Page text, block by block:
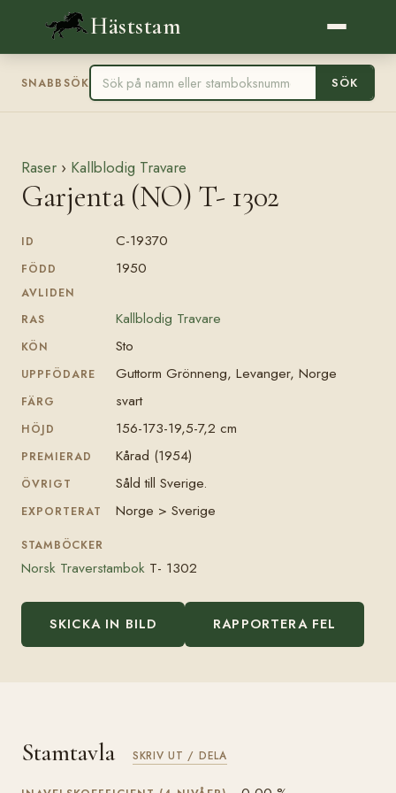
Häststam
SNABBSÖK SÖK
Raser › Kallblodig Travare
Garjenta (NO) T- 1302
ID C-19370
FÖDD 1950
AVLIDEN
RAS
Kallblodig Travare
KÖN Sto
UPPFÖDARE Guttorm Grönneng, Levanger, Norge
FÄRG svart
HÖJD 156-173-19,5-7,2 cm
PREMIERAD Kårad (1954)
ÖVRIGT Såld till Sverige.
EXPORTERAT Norge > Sverige
STAMBÖCKER
Norsk Traverstambok T- 1302
SKICKA IN BILD RAPPORTERA FEL
Stamtavla SKRIV UT / DELA